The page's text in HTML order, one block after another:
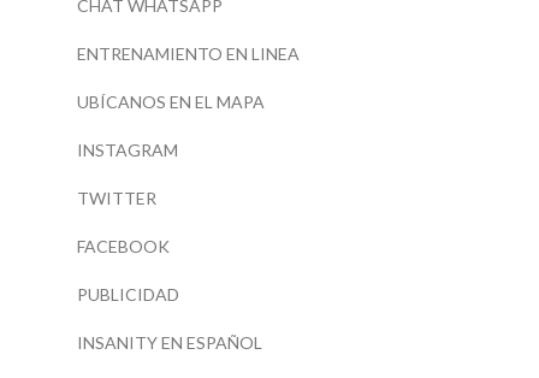
CHAT WHATSAPP
ENTRENAMIENTO EN LINEA
UBÍCANOS EN EL MAPA
INSTAGRAM
TWITTER
FACEBOOK
PUBLICIDAD
INSANITY EN ESPAÑOL